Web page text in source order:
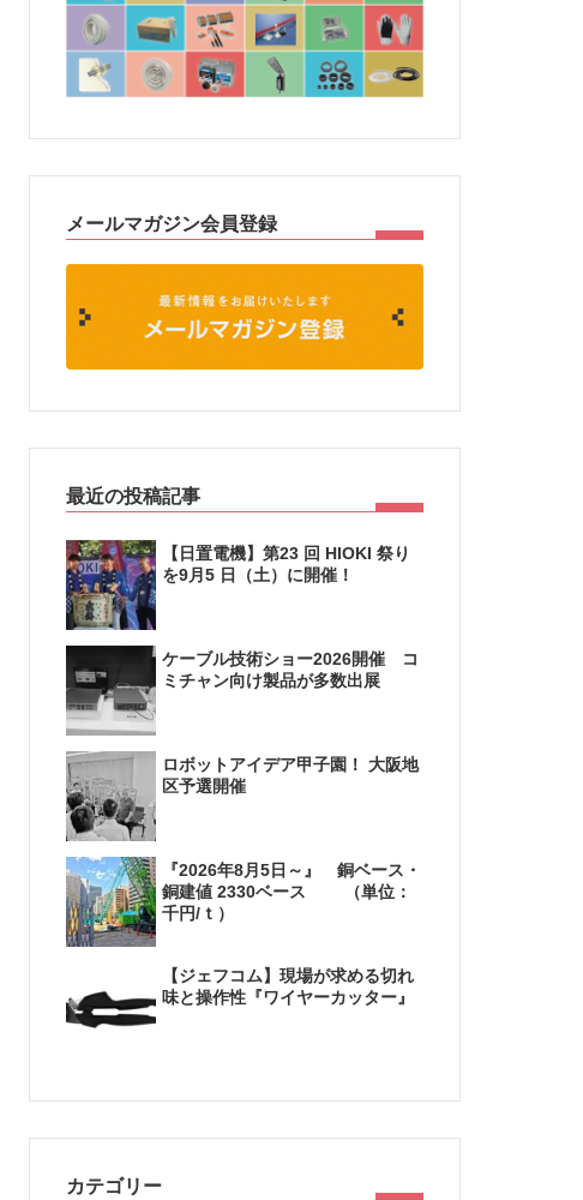
メールマガジン会員登録
最近の投稿記事
【日置電機】第23 回 HIOKI 祭り
を9月5 日（土）に開催！
ケーブル技術ショー2026開催 コ
ミチャン向け製品が多数出展
ロボットアイデア甲子園！ 大阪地
区予選開催
『2026年8月5日～』 銅ベース・
銅建値 2330ベース （単位：
千円/ｔ）
【ジェフコム】現場が求める切れ
味と操作性『ワイヤーカッター』
カテゴリー